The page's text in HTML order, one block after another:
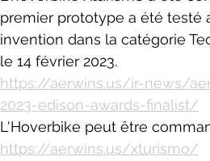
premier prototype a été testé
invention dans la catégorie
le 14 février 2023.
https://aerwins.us/ir-news/
2023-edison-awards-finalist/
L'Hoverbike peut être
https://aerwins.us/xturismo/